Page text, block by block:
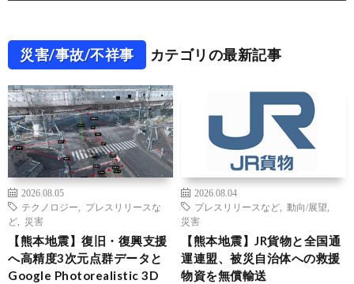
災害/事故/不祥事 カテゴリの最新記事
2026.08.05
テクノロジー
プレスリリースな
ど
災害
【熊本地震】復旧・復興支援
へ高精度3次元点群データと
Google Photorealistic 3D
2026.08.04
プレスリリースなど
動向/展望
災害
【熊本地震】JR貨物と全国通
運連盟、被災自治体への救援
物資を無償輸送